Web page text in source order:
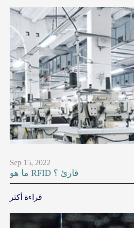
Sep 15, 2022
ما هو RFID قارئ ؟
قراءة أكثر